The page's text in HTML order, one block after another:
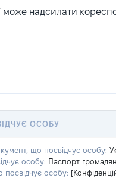
надсилати
ОСОБУ
що посвідчує особу:
особу: Паспорт
посвідчує особу: